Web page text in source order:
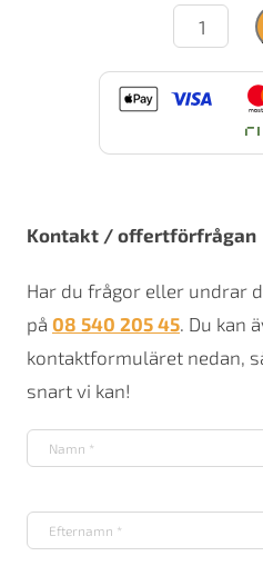
Contura
620G
mängd
Kontakt / offertförfrågan
Har du frågor eller undrar
på 08 540 205 45. Du kan
kontaktformuläret nedan,
snart vi kan!